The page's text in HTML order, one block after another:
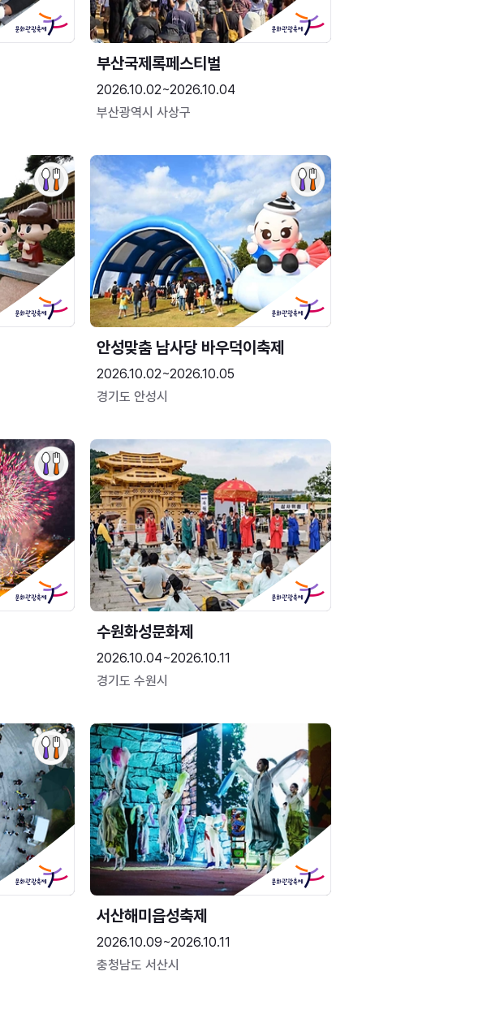
부산국제록페스티벌
2026.10.02~2026.10.04
부산광역시 사상구
안성맞춤 남사당 바우덕이축제
2026.10.02~2026.10.05
경기도 안성시
수원화성문화제
2026.10.04~2026.10.11
경기도 수원시
서산해미읍성축제
2026.10.09~2026.10.11
충청남도 서산시